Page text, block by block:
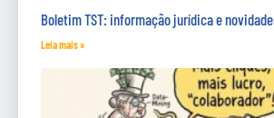
Boletim TST: informação jurídica e
Leia mais »